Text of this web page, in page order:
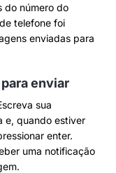
do número do
telefone foi
enviadas para
enviar
sua
e, quando estiver
enter.
uma notificação